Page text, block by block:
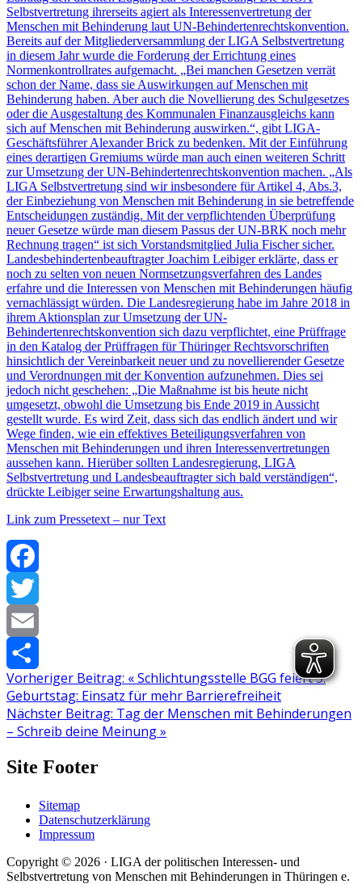
Link zum Pressetext – nur Text
Facebook
Twitter
Email
Teilen
Vorheriger Beitrag: «Schlichtungsstelle BGG feiert 5.
Geburtstag: Einsatz für mehr Barrierefreiheit
Nächster Beitrag: Tag der Menschen mit Behinderungen
– Schreib deine Meinung»
Site Footer
Sitemap
Datenschutzerklärung
Impressum
Copyright © 2026 · LIGA der politischen Interessen- und
Selbstvertretung von Menschen mit Behinderungen in Thüringen e.